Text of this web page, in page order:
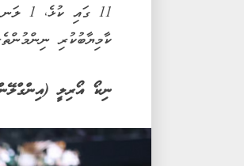
ކާމިޔާބުކުރި
ނިކޯ އޯރިލީ